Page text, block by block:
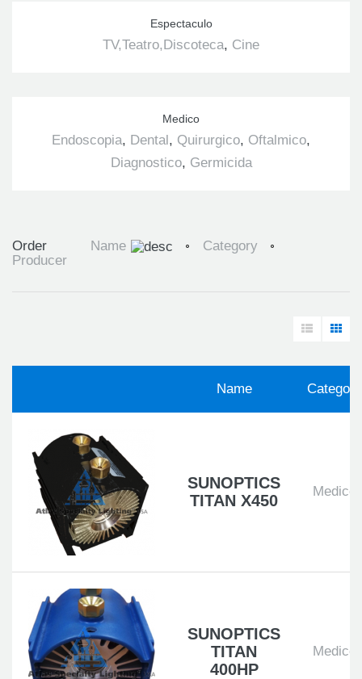
Espectaculo
TV,Teatro,Discoteca, Cine
Medico
Endoscopia, Dental, Quirurgico, Oftalmico,
Diagnostico, Germicida
Order Name
Category
Producer
Name Category
SUNOPTICS
TITAN X450
Medico
SUNOPTICS
TITAN
400HP
Medico